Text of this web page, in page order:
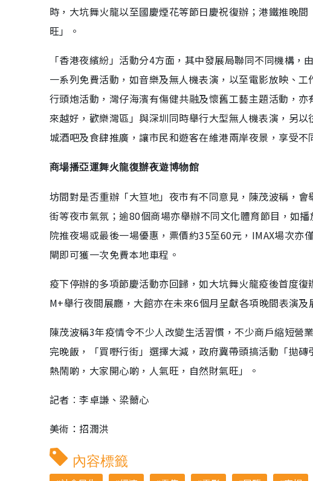
時，大坑舞火龍以至國慶煙花等節日慶祝復辦；港鐵推晚
旺」。
「香港夜繽紛」活動分4方面，其中發展局聯同不同機構
一系列免費活動，如音樂及無人機表演，以至電影放映、
行頭炮活動，灣仔海濱有傷健共融及懷舊工藝主題活動，
來越好，歡樂灣區」與深圳同時舉行大型無人機表演，另
城酒吧及食肆推廣，讓市民和遊客在維港兩岸夜景，享受不
商場播亞運舞火龍復辦夜遊博物館
坊間對是否重辦「大笪地」夜市有不同意見，陳茂波稱，
街等夜市氣氛；逾80個商場亦舉辦不同文化體育節目，如
院推夜場或最後一場優惠，票價約35至60元，IMAX場次
閘即可獲一次免費本地車程。
疫下停辦的多項節慶活動亦回歸，如大坑舞火龍疫後首度
M+舉行夜間展廳，大館亦在未來6個月呈獻各項晚間表演及
陳茂波稱3年疫情令不少人改變生活習慣，不少商戶縮短
完晚飯，「買嘢行街」選擇大減，政府冀帶頭搞活動「拋
熱鬧啲，大家開心啲，人氣旺，自然財氣旺」。
記者︰李卓謙、梁薾心
美術：招潤洪
內容標籤